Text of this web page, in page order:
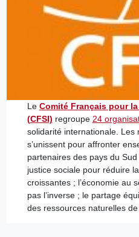
Le Comité Français pour
(CFSI) regroupe 24
solidarité internationale. Les
s’unissent pour affronter
partenaires des pays du
justice sociale pour réduire
croissantes ; l’économie au
pas l’inverse ; le partage
des ressources naturelles de